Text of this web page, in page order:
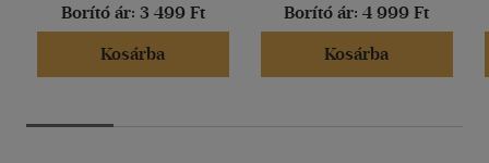
Borító ár: 3 499 Ft
Kosárba
Borító ár: 4 999 Ft
Kosárba